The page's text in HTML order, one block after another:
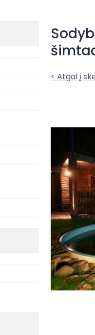
< Atgal į